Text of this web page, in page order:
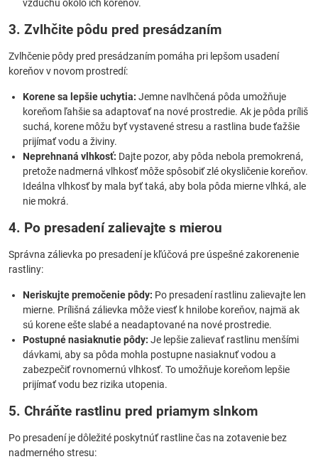
vzduchu okolo ich koreňov.
3. Zvlhčite pôdu pred presádzaním
Zvlhčenie pôdy pred presádzaním pomáha pri lepšom usadení
koreňov v novom prostredí:
Korene sa lepšie uchytia: Jemne navlhčená pôda umožňuje
koreňom ľahšie sa adaptovať na nové prostredie. Ak je pôda príliš
suchá, korene môžu byť vystavené stresu a rastlina bude ťažšie
prijímať vodu a živiny.
Neprehnaná vlhkosť: Dajte pozor, aby pôda nebola premokrená,
pretože nadmerná vlhkosť môže spôsobiť zlé okysličenie koreňov.
Ideálna vlhkosť by mala byť taká, aby bola pôda mierne vlhká, ale
nie mokrá.
4. Po presadení zalievajte s mierou
Správna zálievka po presadení je kľúčová pre úspešné zakorenenie
rastliny:
Neriskujte premočenie pôdy: Po presadení rastlinu zalievajte len
mierne. Prílišná zálievka môže viesť k hnilobe koreňov, najmä ak
sú korene ešte slabé a neadaptované na nové prostredie.
Postupné nasiaknutie pôdy: Je lepšie zalievať rastlinu menšími
dávkami, aby sa pôda mohla postupne nasiaknuť vodou a
zabezpečiť rovnomernú vlhkosť. To umožňuje koreňom lepšie
prijímať vodu bez rizika utopenia.
5. Chráňte rastlinu pred priamym slnkom
Po presadení je dôležité poskytnúť rastline čas na zotavenie bez
nadmerného stresu: